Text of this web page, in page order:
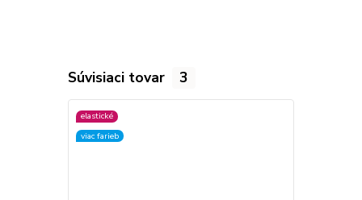
Súvisiaci tovar 3
elastické
viac farieb